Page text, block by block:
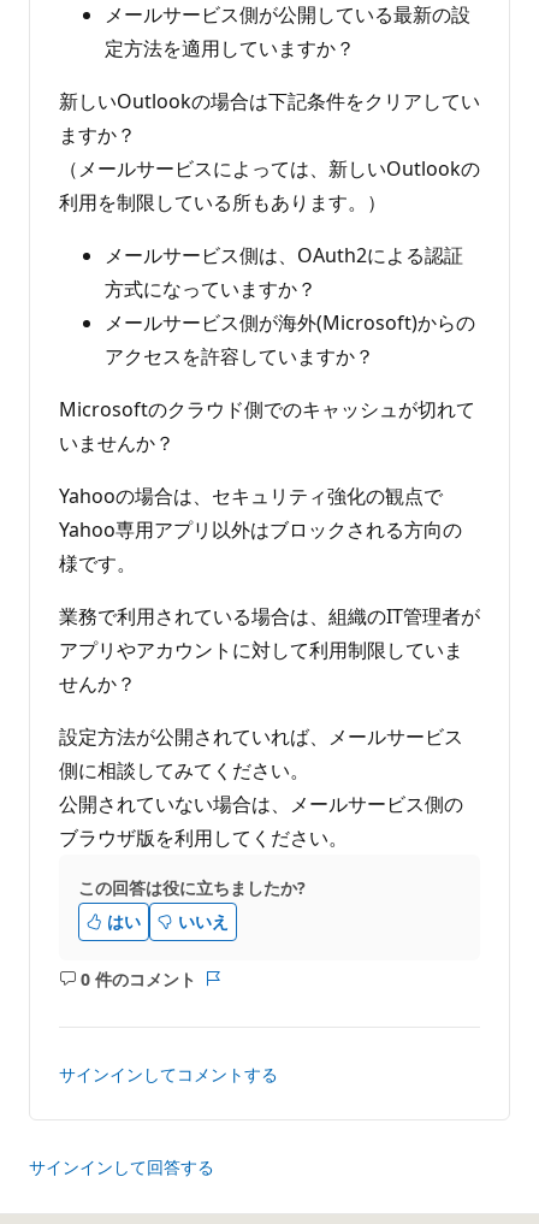
メールサービス側が公開している最新の設
定方法を適用していますか？
新しいOutlookの場合は下記条件をクリアしてい
ますか？
（メールサービスによっては、新しいOutlookの
利用を制限している所もあります。）
メールサービス側は、OAuth2による認証
方式になっていますか？
メールサービス側が海外(Microsoft)からの
アクセスを許容していますか？
Microsoftのクラウド側でのキャッシュが切れて
いませんか？
Yahooの場合は、セキュリティ強化の観点で
Yahoo専用アプリ以外はブロックされる方向の
様です。
業務で利用されている場合は、組織のIT管理者が
アプリやアカウントに対して利用制限していま
せんか？
設定方法が公開されていれば、メールサービス
側に相談してみてください。
公開されていない場合は、メールサービス側の
ブラウザ版を利用してください。
この回答は役に立ちましたか?
はい
いいえ
0 件のコメント
コ
ト
あ
ま
ん
ト
サインインしてコメントする
サインインして回答する